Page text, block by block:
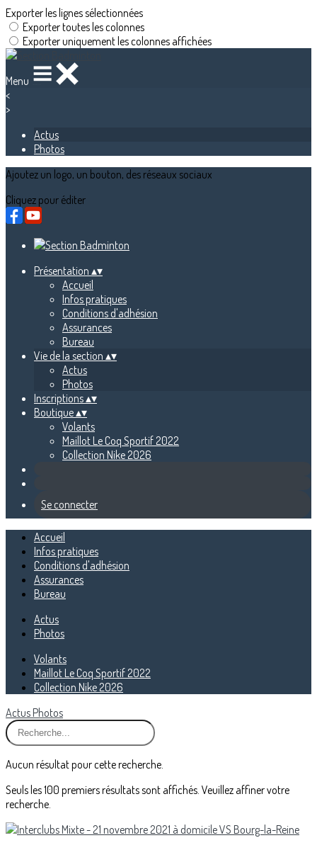
Exporter les lignes sélectionnées
Exporter toutes les colonnes
Exporter uniquement les colonnes affichées
Menu
<
>
Actus
Photos
Ajoutez un logo, un bouton, des réseaux sociaux
Cliquez pour éditer
Présentation ▴▾
Accueil
Infos pratiques
Conditions d'adhésion
Assurances
Bureau
Vie de la section ▴▾
Actus
Photos
Inscriptions▴▾
Boutique▴▾
Volants
Maillot Le Coq Sportif 2022
Collection Nike 2026
Se connecter
Accueil
Infos pratiques
Conditions d'adhésion
Assurances
Bureau
Actus
Photos
Volants
Maillot Le Coq Sportif 2022
Collection Nike 2026
Actus Photos
Aucun résultat pour cette recherche.
Seuls les 100 premiers résultats sont affichés. Veuillez affiner votre
recherche.